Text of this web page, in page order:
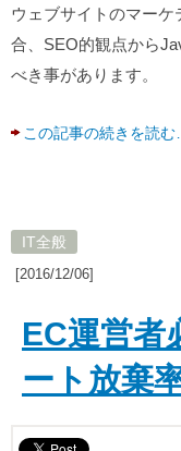
ウェブサイトのマー
合、SEO的観点から
べき事があります。
この記事の続きを読む…
IT全般
[2016/12/06]
EC運営者
ート放棄